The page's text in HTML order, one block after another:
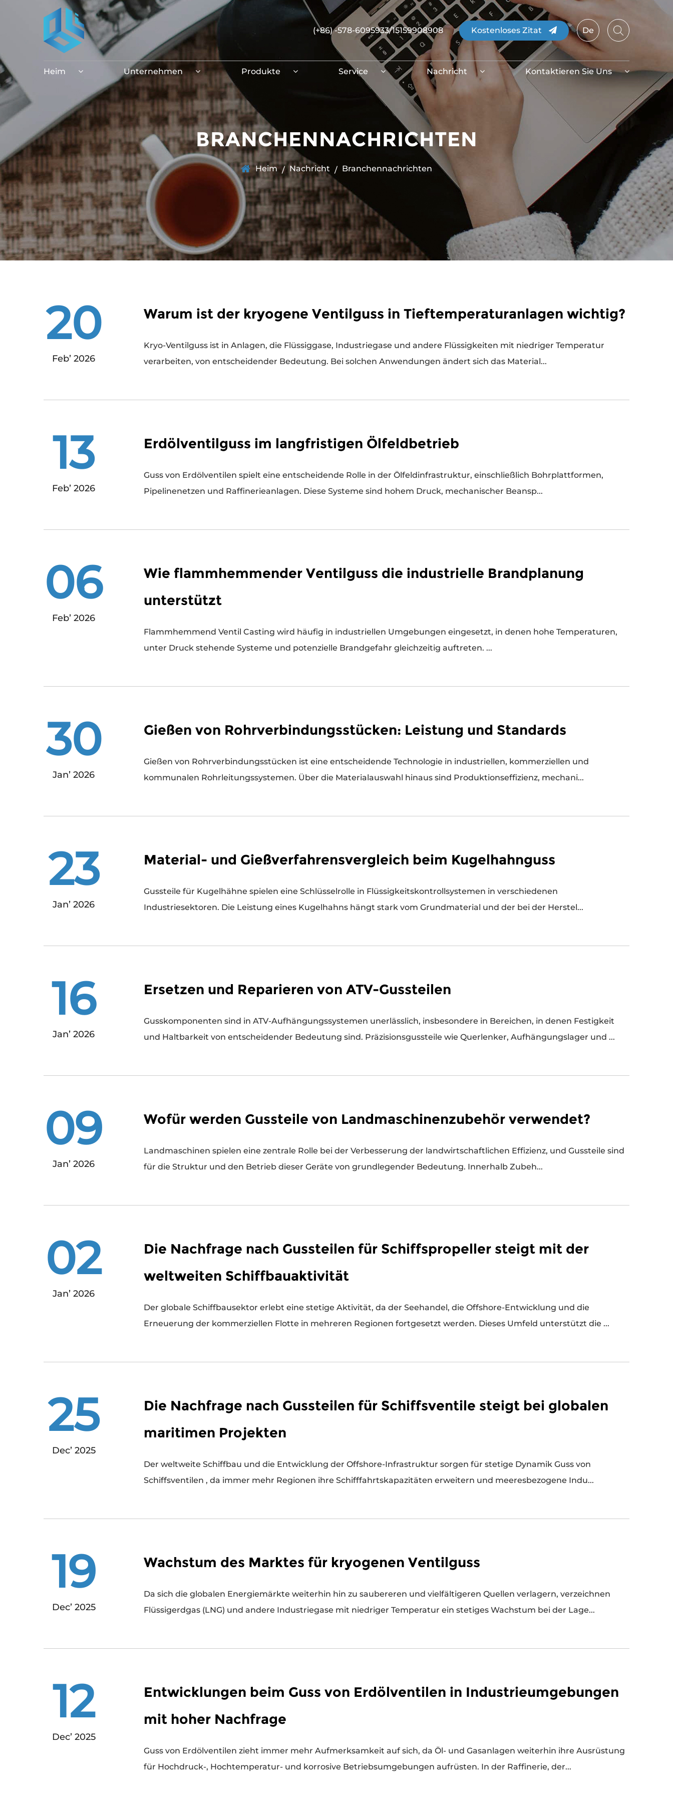
(+86) -578-6095933/15159908908 Kostenloses Zitat De
Heim Unternehmen Produkte Service Nachricht Kontaktieren Sie Uns
BRANCHENNACHRICHTEN
Heim / Nachricht / Branchennachrichten
20
Feb’ 2026
Warum ist der kryogene Ventilguss in Tieftemperaturanlagen wichtig?
Kryo-Ventilguss ist in Anlagen, die Flüssiggase, Industriegase und andere Flüssigkeiten mit niedriger Temperatur
verarbeiten, von entscheidender Bedeutung. Bei solchen Anwendungen ändert sich das Material...
13
Feb’ 2026
Erdölventilguss im langfristigen Ölfeldbetrieb
Guss von Erdölventilen spielt eine entscheidende Rolle in der Ölfeldinfrastruktur, einschließlich Bohrplattformen,
Pipelinenetzen und Raffinerieanlagen. Diese Systeme sind hohem Druck, mechanischer Beansp...
06
Feb’ 2026
Wie flammhemmender Ventilguss die industrielle Brandplanung
unterstützt
Flammhemmend Ventil Casting wird häufig in industriellen Umgebungen eingesetzt, in denen hohe Temperaturen,
unter Druck stehende Systeme und potenzielle Brandgefahr gleichzeitig auftreten. ...
30
Jan’ 2026
Gießen von Rohrverbindungsstücken: Leistung und Standards
Gießen von Rohrverbindungsstücken ist eine entscheidende Technologie in industriellen, kommerziellen und
kommunalen Rohrleitungssystemen. Über die Materialauswahl hinaus sind Produktionseffizienz, mechani...
23
Jan’ 2026
Material- und Gießverfahrensvergleich beim Kugelhahnguss
Gussteile für Kugelhähne spielen eine Schlüsselrolle in Flüssigkeitskontrollsystemen in verschiedenen
Industriesektoren. Die Leistung eines Kugelhahns hängt stark vom Grundmaterial und der bei der Herstel...
16
Jan’ 2026
Ersetzen und Reparieren von ATV-Gussteilen
Gusskomponenten sind in ATV-Aufhängungssystemen unerlässlich, insbesondere in Bereichen, in denen Festigkeit
und Haltbarkeit von entscheidender Bedeutung sind. Präzisionsgussteile wie Querlenker, Aufhängungslager und ...
09
Jan’ 2026
Wofür werden Gussteile von Landmaschinenzubehör verwendet?
Landmaschinen spielen eine zentrale Rolle bei der Verbesserung der landwirtschaftlichen Effizienz, und Gussteile sind
für die Struktur und den Betrieb dieser Geräte von grundlegender Bedeutung. Innerhalb Zubeh...
02
Jan’ 2026
Die Nachfrage nach Gussteilen für Schiffspropeller steigt mit der
weltweiten Schiffbauaktivität
Der globale Schiffbausektor erlebt eine stetige Aktivität, da der Seehandel, die Offshore-Entwicklung und die
Erneuerung der kommerziellen Flotte in mehreren Regionen fortgesetzt werden. Dieses Umfeld unterstützt die ...
25
Dec’ 2025
Die Nachfrage nach Gussteilen für Schiffsventile steigt bei globalen
maritimen Projekten
Der weltweite Schiffbau und die Entwicklung der Offshore-Infrastruktur sorgen für stetige Dynamik Guss von
Schiffsventilen , da immer mehr Regionen ihre Schifffahrtskapazitäten erweitern und meeresbezogene Indu...
19
Dec’ 2025
Wachstum des Marktes für kryogenen Ventilguss
Da sich die globalen Energiemärkte weiterhin hin zu saubereren und vielfältigeren Quellen verlagern, verzeichnen
Flüssigerdgas (LNG) und andere Industriegase mit niedriger Temperatur ein stetiges Wachstum bei der Lage...
12
Dec’ 2025
Entwicklungen beim Guss von Erdölventilen in Industrieumgebungen
mit hoher Nachfrage
Guss von Erdölventilen zieht immer mehr Aufmerksamkeit auf sich, da Öl- und Gasanlagen weiterhin ihre Ausrüstung
für Hochdruck-, Hochtemperatur- und korrosive Betriebsumgebungen aufrüsten. In der Raffinerie, der...